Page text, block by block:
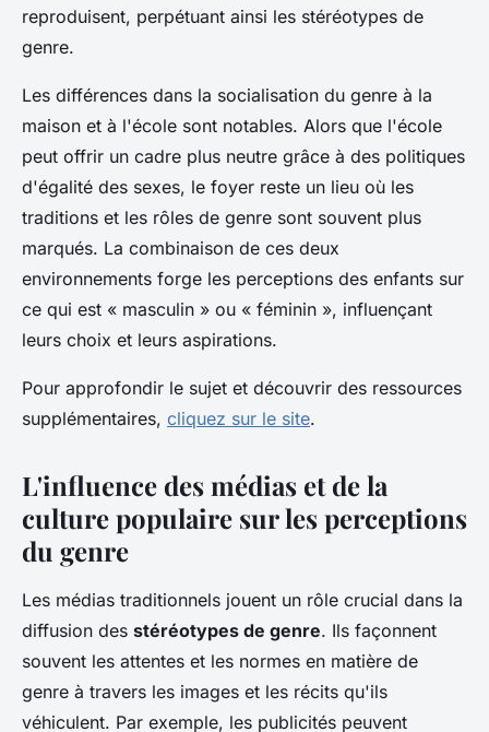
reproduisent, perpétuant ainsi les stéréotypes de
genre.
Les différences dans la socialisation du genre à la
maison et à l'école sont notables. Alors que l'école
peut offrir un cadre plus neutre grâce à des politiques
d'égalité des sexes, le foyer reste un lieu où les
traditions et les rôles de genre sont souvent plus
marqués. La combinaison de ces deux
environnements forge les perceptions des enfants sur
ce qui est « masculin » ou « féminin », influençant
leurs choix et leurs aspirations.
Pour approfondir le sujet et découvrir des ressources
supplémentaires, cliquez sur le site.
L'influence des médias et de la
culture populaire sur les perceptions
du genre
Les médias traditionnels jouent un rôle crucial dans la
diffusion des stéréotypes de genre. Ils façonnent
souvent les attentes et les normes en matière de
genre à travers les images et les récits qu'ils
véhiculent. Par exemple, les publicités peuvent